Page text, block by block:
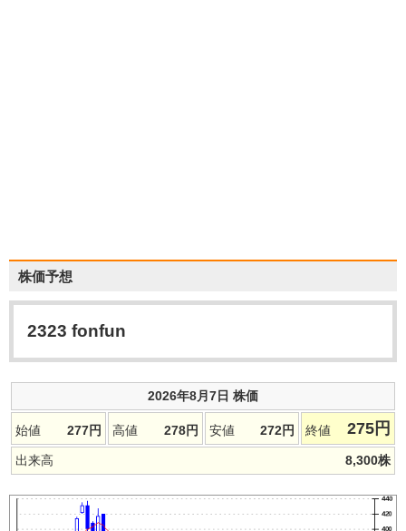
株価予想
2323 fonfun
2026年8月7日 株価
始値 277円 高値 278円 安値 272円 終値 275 円
出来高 8,300株